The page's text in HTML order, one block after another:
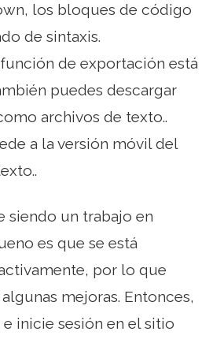
los bloques de código
de sintaxis.
de exportación está
puedes descargar
archivos de texto..
a la versión móvil del
siendo un trabajo en
es que se está
por lo que
mejoras. Entonces,
inicie sesión en el sitio